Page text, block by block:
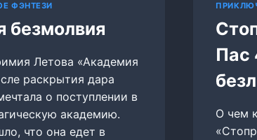
ФЭНТЕЗИ
безмолвия
Летова «Академия
раскрытия дара
о поступлении в
академию.
что она едет в
Пас
О чем